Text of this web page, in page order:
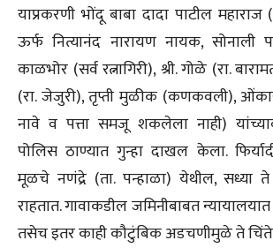
याप्रकरणी भोंदू बाबा दादा पाटील
ऊर्फ नित्यानंद नारायण नायक, सोनाली
काळभोर (सर्व रत्नागिरी), श्री. गोळे (रा.
(रा. जेजुरी), तृप्ती मुळीक (कणकवली),
नावे व पत्ता समजू शकलेला नाही)
पोलिस ठाण्यात गुन्हा दाखल केला.
मूळचे नणंद्रे (ता. पन्हाळा) येथील, सध्या
राहतात. गावाकडील जमिनीबाबत
तसेच इतर काही कौटुंबिक अडचणीमुळे ते